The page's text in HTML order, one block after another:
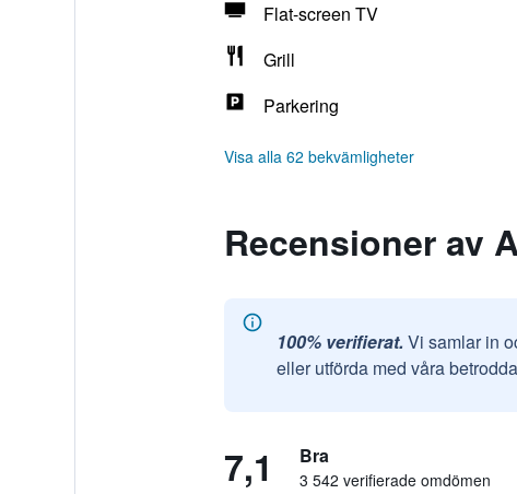
Flat-screen TV
Grill
Parkering
Visa alla 62 bekvämligheter
Recensioner av
100% verifierat. Vi samlar in
eller utförda med våra
7,1 Bra
3 542 verifierade omdömen